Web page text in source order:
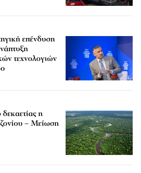
επένδυση
τεχνολογιών
η
– Μείωση